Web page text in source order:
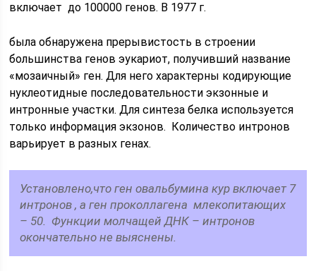
включает до 100000 генов. В 1977 г.
была обнаружена прерывистость в строении
большинства генов эукариот, получивший название
«мозаичный» ген. Для него характерны кодирующие
нуклеотидные последовательности экзонные и
интронные участки. Для синтеза белка используется
только информация экзонов. Количество интронов
варьирует в разных генах.
Установлено,что ген овальбумина кур включает 7
интронов , а ген проколлагена млекопитающих
– 50. Функции молчащей ДНК – интронов
окончательно не выяснены.